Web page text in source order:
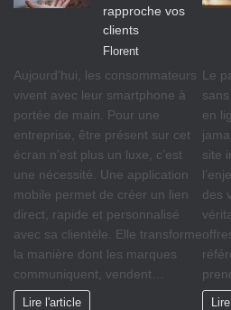
rapproche vos
clients
Florent
Aujourd’hui, les consommateurs
vivent avec leur smartphone à
portée de main. Pour une
entreprise, être présent sur cet
écran n’est plus un luxe, c’est
une nécessité. Une application
mobile permet de créer un lien
direct, rapide et personnalisé
avec sa clientèle. Elle transforme
la manière dont les marques
communiquent, vendent…
Lire l'article
Le
en
site
des